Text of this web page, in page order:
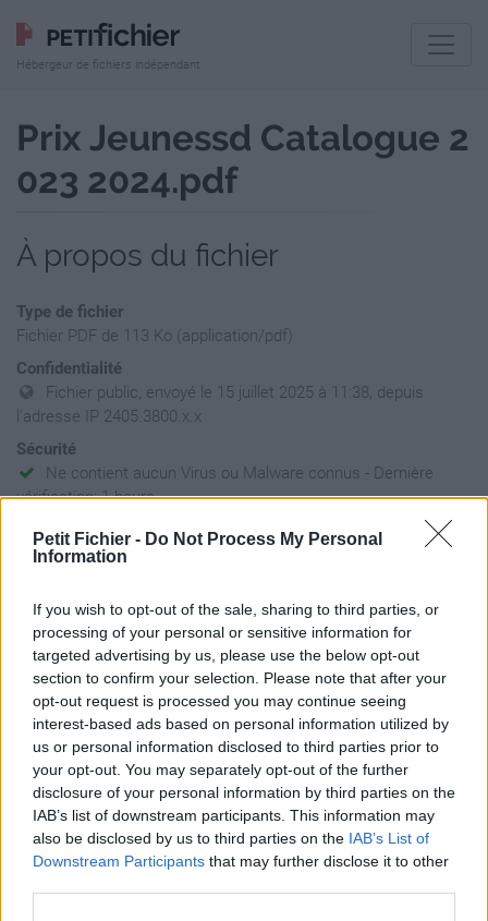
Petit Fichier - Do Not Process My Personal
Information
If you wish to opt-out of the sale, sharing to third parties, or
processing of your personal or sensitive information for
targeted advertising by us, please use the below opt-out
section to confirm your selection. Please note that after your
opt-out request is processed you may continue seeing
interest-based ads based on personal information utilized by
us or personal information disclosed to third parties prior to
your opt-out. You may separately opt-out of the further
disclosure of your personal information by third parties on the
IAB’s list of downstream participants. This information may
also be disclosed by us to third parties on the IAB’s List of
Downstream Participants that may further disclose it to other
Hébergeur de fichiers indépendant
Prix Jeunessd Catalogue 2
023 2024.pdf
À propos du fichier
Type de fichier
Fichier PDF de 113 Ko (application/pdf)
Confidentialité
Fichier public, envoyé le 15 juillet 2025 à 11:38, depuis
l'adresse IP 2405.3800.x.x
Sécurité
Ne contient aucun Virus ou Malware connus - Dernière
vérification: 1 heure
Statistiques
La présente page de téléchargement a été vue 144 fois depuis
Page de téléchargement
https://www.petit-fichier.fr/2025/07/15/prix-jeunessd-catalogue-
2023-2024/
Copier
Partager le fichier Prix-
Jeunessd-Catalogue-2023-
2024.pdf sur le Web et les
réseaux sociaux: